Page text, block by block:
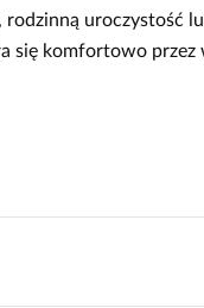
rodzinną uroczystość
się komfortowo przez